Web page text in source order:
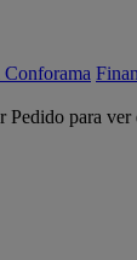
Conforama
para ver